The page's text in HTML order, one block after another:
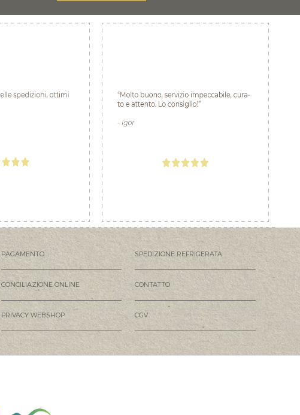
PAGAMENTO SPEDIZIONE REFRIGERATA
CONCILIAZIONE ONLINE CONTATTO
PRIVACY WEBSHOP CGV